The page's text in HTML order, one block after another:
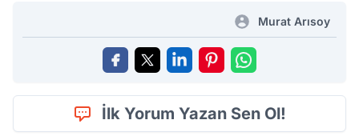
Murat Arısoy
İlk Yorum Yazan Sen Ol!